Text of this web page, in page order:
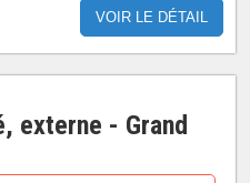
VOIR LE DÉTAIL
externe - Grand